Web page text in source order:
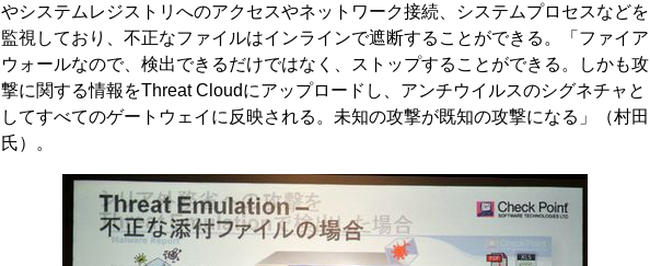
やシステムレジストリへのアクセスやネットワーク接続、システムプロセスなどを
監視しており、不正なファイルはインラインで遮断することができる。「ファイア
ウォールなので、検出できるだけではなく、ストップすることができる。しかも攻
撃に関する情報をThreat Cloudにアップロードし、アンチウイルスのシグネチャと
してすべてのゲートウェイに反映される。未知の攻撃が既知の攻撃になる」（村田
氏）。